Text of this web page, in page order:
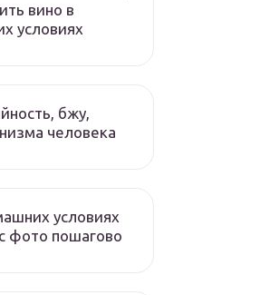
вино в
условиях
бжу,
человека
условиях
фото пошагово